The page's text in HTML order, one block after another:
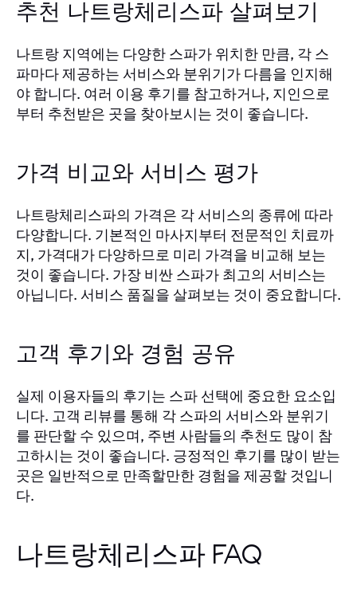
추천 나트랑체리스파 살펴보기
나트랑 지역에는 다양한 스파가 위치한 만큼, 각 스
파마다 제공하는 서비스와 분위기가 다름을 인지해
야 합니다. 여러 이용 후기를 참고하거나, 지인으로
부터 추천받은 곳을 찾아보시는 것이 좋습니다.
가격 비교와 서비스 평가
나트랑체리스파의 가격은 각 서비스의 종류에 따라
다양합니다. 기본적인 마사지부터 전문적인 치료까
지, 가격대가 다양하므로 미리 가격을 비교해 보는
것이 좋습니다. 가장 비싼 스파가 최고의 서비스는
아닙니다. 서비스 품질을 살펴보는 것이 중요합니다.
고객 후기와 경험 공유
실제 이용자들의 후기는 스파 선택에 중요한 요소입
니다. 고객 리뷰를 통해 각 스파의 서비스와 분위기
를 판단할 수 있으며, 주변 사람들의 추천도 많이 참
고하시는 것이 좋습니다. 긍정적인 후기를 많이 받는
곳은 일반적으로 만족할만한 경험을 제공할 것입니
다.
나트랑체리스파 FAQ